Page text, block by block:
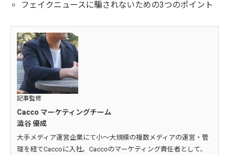
フェイクニュースに騙されないための3つのポイント
記事監修
Cacco マーケティングチーム
澁谷 優成
大手メディア運営企業にて小～大規模の複数メディアの運営・管
理を経てCaccoに入社。Caccoのマーケティング責任者として、